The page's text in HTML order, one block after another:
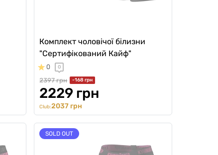
Комплект чоловічої білизни
"Сертифікований Кайф"
0 0
2397 грн -168 грн
2229 грн
Club:2037 грн
SOLD OUT